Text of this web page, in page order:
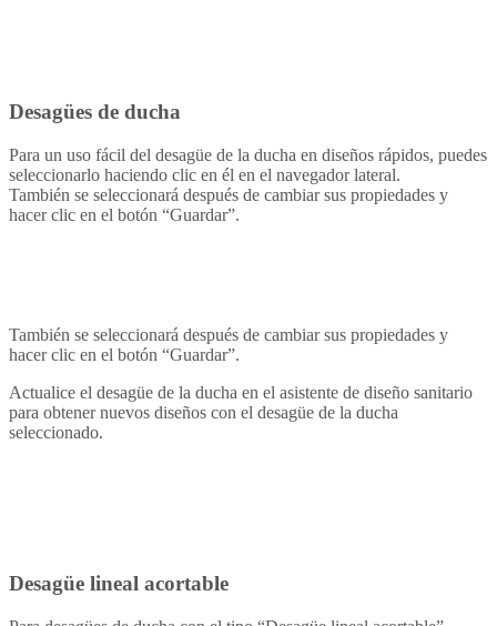
Desagües de ducha
Para un uso fácil del desagüe de la ducha en diseños rápidos, puedes
seleccionarlo haciendo clic en él en el navegador lateral.
También se seleccionará después de cambiar sus propiedades y
hacer clic en el botón “Guardar”.
También se seleccionará después de cambiar sus propiedades y
hacer clic en el botón “Guardar”.
Actualice el desagüe de la ducha en el asistente de diseño sanitario
para obtener nuevos diseños con el desagüe de la ducha
seleccionado.
Desagüe lineal acortable